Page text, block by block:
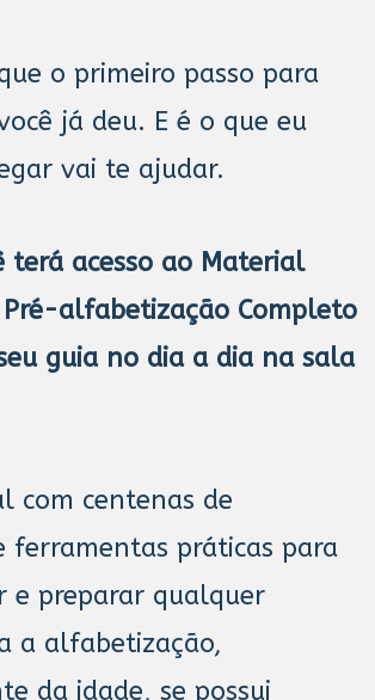
o primeiro passo para
já deu. E é o que eu
vai te ajudar.
terá acesso ao Material
Pré-alfabetização Completo
guia no dia a dia na sala
com centenas de
ferramentas práticas para
e preparar qualquer
a alfabetização,
da idade, se possui